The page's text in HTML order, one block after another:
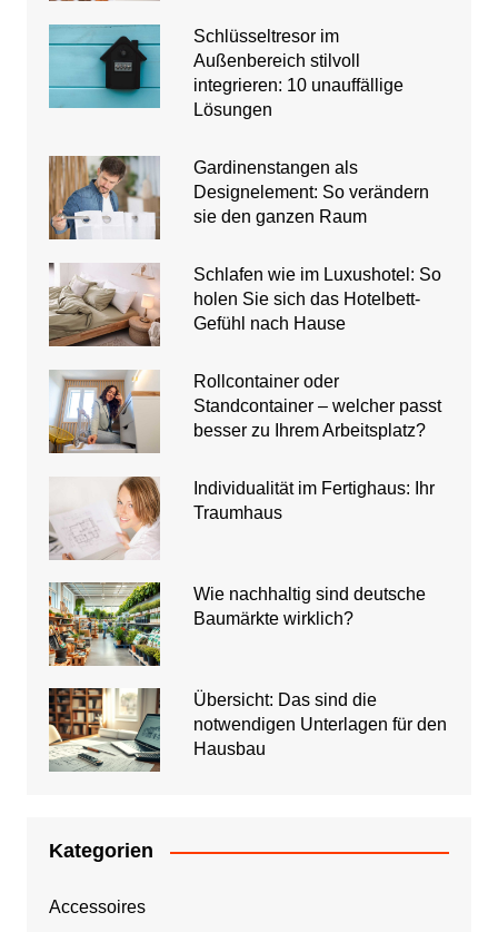
Schlüsseltresor im
Außenbereich stilvoll
integrieren: 10 unauffällige
Lösungen
Gardinenstangen als
Designelement: So verändern
sie den ganzen Raum
Schlafen wie im Luxushotel: So
holen Sie sich das Hotelbett-
Gefühl nach Hause
Rollcontainer oder
Standcontainer – welcher passt
besser zu Ihrem Arbeitsplatz?
Individualität im Fertighaus: Ihr
Traumhaus
Wie nachhaltig sind deutsche
Baumärkte wirklich?
Übersicht: Das sind die
notwendigen Unterlagen für den
Hausbau
Kategorien
Accessoires